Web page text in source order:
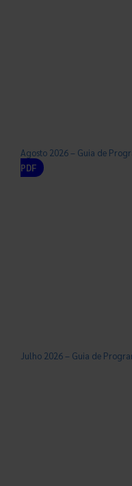
Agosto 2026 – Guia de
PDF
Julho 2026 – Guia de